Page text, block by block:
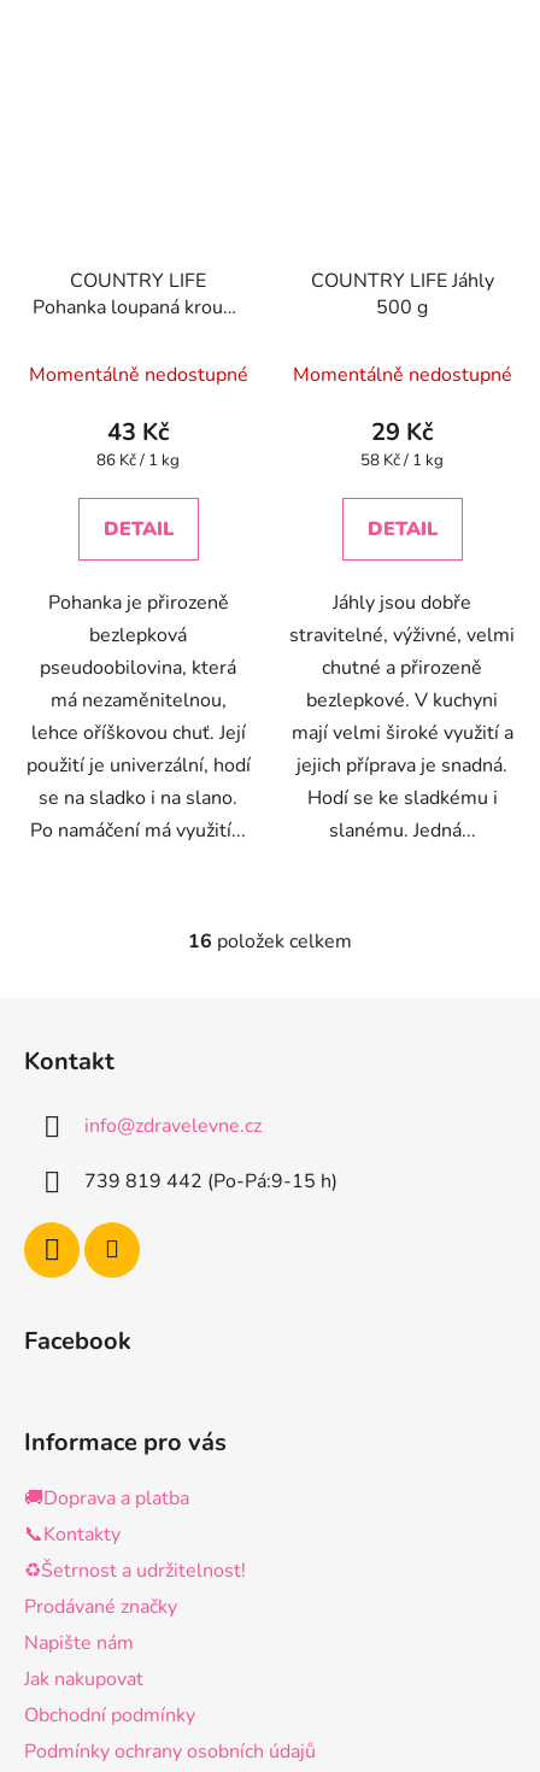
COUNTRY LIFE
Pohanka loupaná kroupy
Momentálně nedostupné
43 Kč
Měrná
86 Kč / 1 kg
DETAIL
Pohanka je přirozeně
bezlepková
pseudoobilovina, která
má nezaměnitelnou,
lehce oříškovou chuť. Její
použití je univerzální, hodí
se na sladko i na slano.
Po namáčení má využití...
COUNTRY LIFE Jáhly
500 g
Momentálně nedostupné
29 Kč
Měrná
58 Kč / 1 kg
DETAIL
Jáhly jsou dobře
stravitelné, výživné, velmi
chutné a přirozeně
bezlepkové. V kuchyni
mají velmi široké využití a
jejich příprava je snadná.
Hodí se ke sladkému i
slanému. Jedná...
O
p
r
16 položek celkem
Kontakt
info@zdravelevne.cz
739 819 442 (Po-Pá:9-15 h)
Facebook
Informace pro vás
🚚Doprava a platba
📞Kontakty
♻️Šetrnost a udržitelnost!
Prodávané značky
Napište nám
Jak nakupovat
Obchodní podmínky
Podmínky ochrany osobních údajů